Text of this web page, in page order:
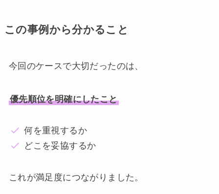
この事例から分かること
今回のケースで大切だったのは、
優先順位を明確にしたこと
何を重視するか
どこを妥協するか
これが満足度につながりました。